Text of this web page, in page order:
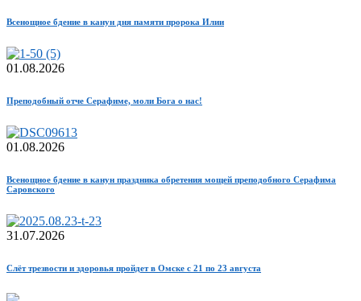
Всенощное бдение в канун дня памяти пророка Илии
01.08.2026
Преподобный отче Серафиме, моли Бога о нас!
01.08.2026
Всенощное бдение в канун праздника обретения мощей преподобного Серафима
Саровского
31.07.2026
Слёт трезвости и здоровья пройдет в Омске с 21 по 23 августа